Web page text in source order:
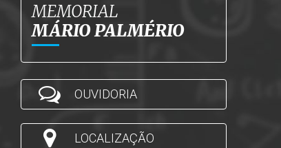
MEMORIAL
MÁRIO PALMÉRIO
OUVIDORIA
LOCALIZAÇÃO